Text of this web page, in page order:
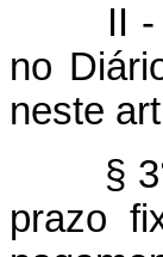
II -
no
neste
§ 3° A
prazo